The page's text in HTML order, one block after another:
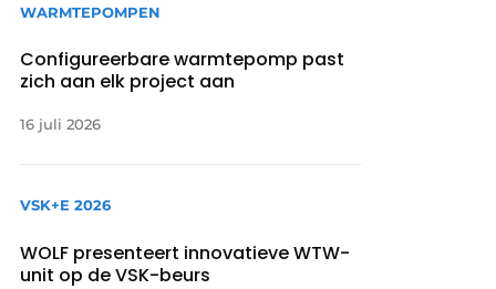
WARMTEPOMPEN
Configureerbare warmtepomp past
zich aan elk project aan
16 juli 2026
VSK+E 2026
WOLF presenteert innovatieve WTW-
unit op de VSK-beurs